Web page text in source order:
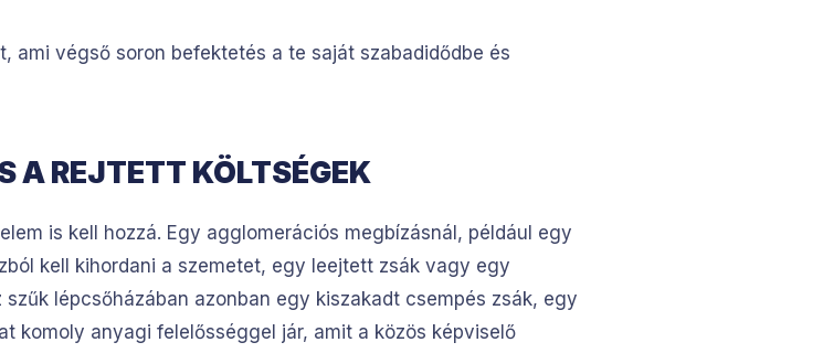
ami végső soron befektetés a te saját szabadidődbe és
A REJTETT KÖLTSÉGEK
is kell hozzá. Egy agglomerációs megbízásnál, például egy
kell kihordani a szemetet, egy leejtett zsák vagy egy
lépcsőházában azonban egy kiszakadt csempés zsák, egy
komoly anyagi felelősséggel jár, amit a közös képviselő